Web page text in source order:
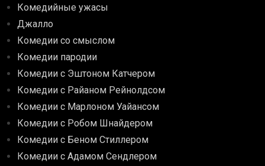
Комедийные ужасы
Джалло
Комедии со смыслом
Комедии пародии
Комедии с Эштоном Катчером
Комедии с Райаном Рейнолдсом
Комедии с Марлоном Уайансом
Комедии с Робом Шнайдером
Комедии с Беном Стиллером
Комедии с Адамом Сендлером